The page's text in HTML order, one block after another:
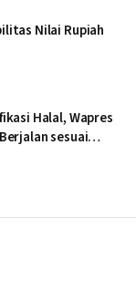
Nilai Rupiah
Wapres
sesuai